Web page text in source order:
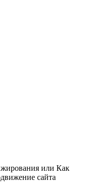
или Как
сайта